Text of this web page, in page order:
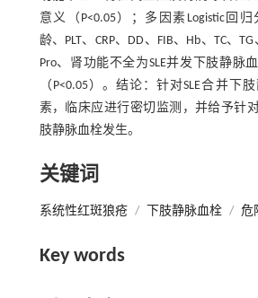
意义（P<0.05）；多因素Logistic回
龄、PLT、CRP、DD、FIB、Hb、TC、TG
Pro、肾功能不全为SLE并发下肢静脉
（P<0.05）。结论：针对SLE合并下
素，临床应进行密切监测，并给予针
肢静脉血栓发生。
关键词
系统性红斑狼疮 / 下肢静脉血栓 / 危
Key words